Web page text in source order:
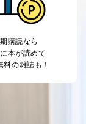
購読なら
本が読めて
料の雑誌も！